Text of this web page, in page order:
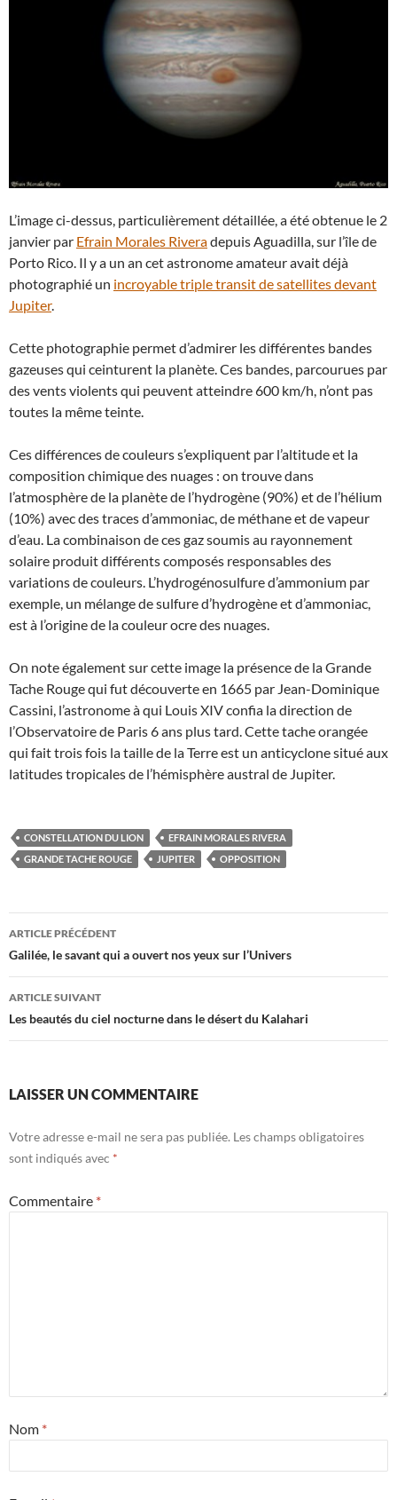
L’image ci-dessus, particulièrement détaillée, a été obtenue le 2
janvier par Efrain Morales Riveradepuis Aguadilla, sur l’île de
Porto Rico. Il y a un an cet astronome amateur avait déjà
photographié un incroyable triple transit de satellites devant
Jupiter.
Cette photographie permet d’admirer les différentes bandes
gazeuses qui ceinturent la planète. Ces bandes, parcourues par
des vents violents qui peuvent atteindre 600 km/h, n’ont pas
toutes la même teinte.
Ces différences de couleurs s’expliquent par l’altitude et la
composition chimique des nuages : on trouve dans
l’atmosphère de la planète de l’hydrogène (90%) et de l’hélium
(10%) avec des traces d’ammoniac, de méthane et de vapeur
d’eau. La combinaison de ces gaz soumis au rayonnement
solaire produit différents composés responsables des
variations de couleurs. L’hydrogénosulfure d’ammonium par
exemple, un mélange de sulfure d’hydrogène et d’ammoniac,
est à l’origine de la couleur ocre des nuages.
On note également sur cette image la présence de la Grande
Tache Rouge qui fut découverte en 1665 par Jean-Dominique
Cassini, l’astronome à qui Louis XIV confia la direction de
l’Observatoire de Paris 6 ans plus tard. Cette tache orangée
qui fait trois fois la taille de la Terre est un anticyclone situé aux
latitudes tropicales de l’hémisphère austral de Jupiter.
CONSTELLATION DU LION
EFRAIN MORALES RIVERA
GRANDE TACHE ROUGE
JUPITER OPPOSITION
Navigation
des
articles
ARTICLE PRÉCÉDENT
Galilée, le savant qui a ouvert nos yeux sur l’Univers
ARTICLE SUIVANT
Les beautés du ciel nocturne dans le désert du Kalahari
LAISSER UN COMMENTAIRE
Votre adresse e-mail ne sera pas publiée. Les champs obligatoires
sont indiqués avec *
Commentaire *
Nom *